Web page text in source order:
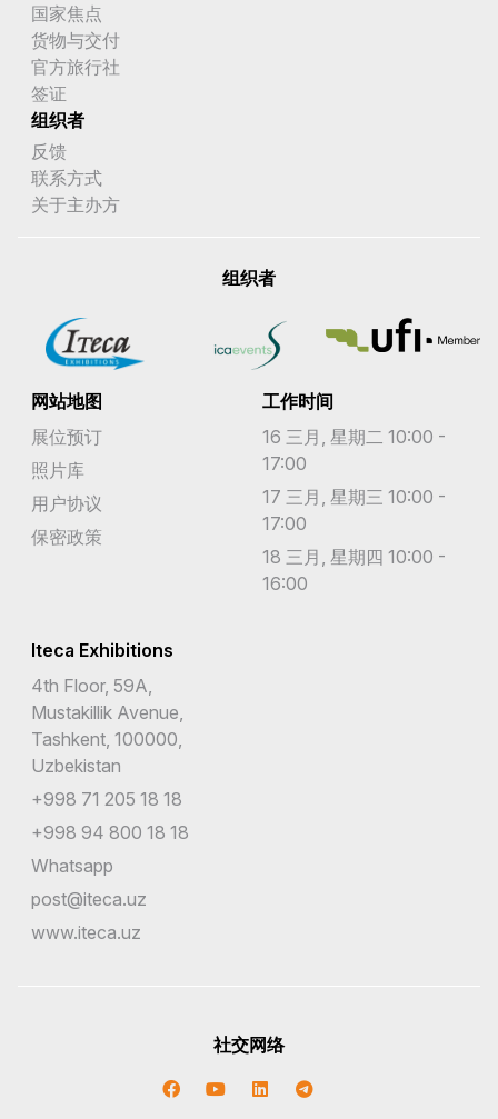
国家焦点
货物与交付
官方旅行社
签证
组织者
反馈
联系方式
关于主办方
组织者
网站地图
展位预订
照片库
用户协议
保密政策
工作时间
16 三月, 星期二 10:00 -
17:00
17 三月, 星期三 10:00 -
17:00
18 三月, 星期四 10:00 -
16:00
Iteca Exhibitions
4th Floor, 59A,
Mustakillik Avenue,
Tashkent, 100000,
Uzbekistan
+998 71 205 18 18
+998 94 800 18 18
Whatsapp
post@iteca.uz
www.iteca.uz
社交网络